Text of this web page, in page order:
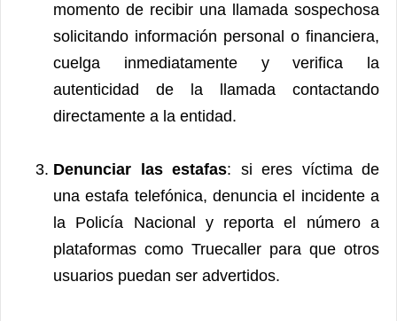
momento de recibir una llamada sospechosa
solicitando información personal o financiera,
cuelga inmediatamente y verifica la
autenticidad de la llamada contactando
directamente a la entidad.
Denunciar las estafas: si eres víctima de
una estafa telefónica, denuncia el incidente a
la Policía Nacional y reporta el número a
plataformas como Truecaller para que otros
usuarios puedan ser advertidos.